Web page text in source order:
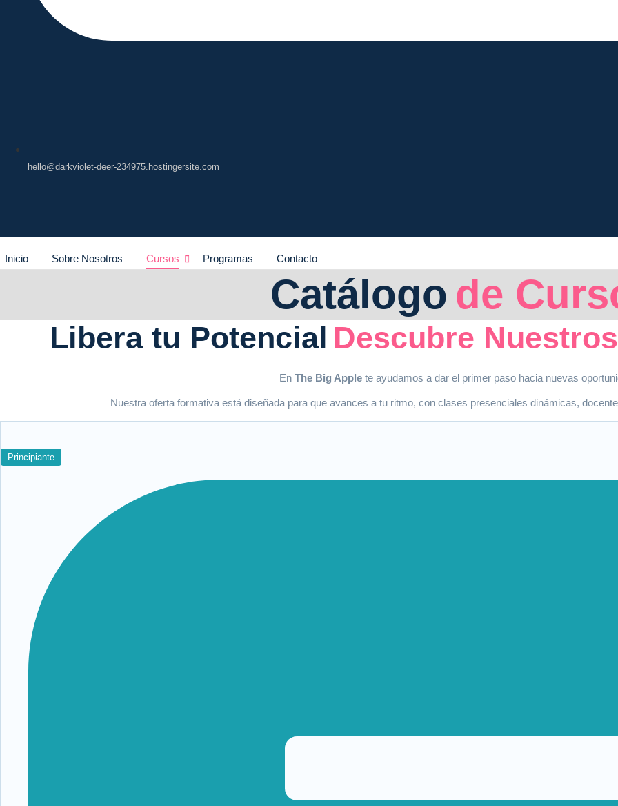
hello@darkviolet-deer-234975.hostingersite.com
Inicio Sobre Nosotros Cursos Programas Contacto
Catálogo de
Libera tu Potencial Descubre
En The Big Apple te ayudamos a dar el primer paso hacia nuevas
Nuestra oferta formativa está diseñada para que avances a tu ritmo, con clases presenciales dinámicas,
Principiante